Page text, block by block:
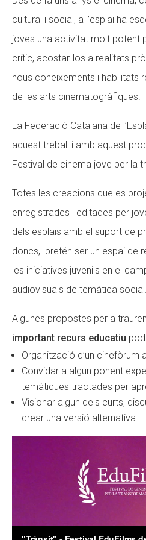
cultural i social, a l’esplai ha
joves una activitat molt potent
crític, acostar-los a realitats
nous coneixements i habilitats
de les arts cinematogràfiques.
La Federació Catalana de
aquest treball i amb aquest
Festival de cinema jove per la
Totes les creacions que es
enregistrades i editades per
dels esplais amb el suport de
doncs, pretén ser un espai de
les iniciatives juvenils en el
audiovisuals de temàtica social.
Algunes propostes per a
important recurs educatiu
Organització d’un cinefòrum
Convidar a algun ponent
temàtiques tractades per
Visionar algun dels curts,
crear una versió alternativa
ACCIÓ
SUPORT
CONEIX FUNDESPLAI
La Fundació
L'equip
Missió i valors
Els comptes clars
Memòria d'activitats
Proposta educativa
ACCIÓ
SUPORT
CONEIX FUNDESPLAI
La Fundació
L'equip
Missió i valors
Els comptes clars
Memòria d'activitats
Proposta educativa